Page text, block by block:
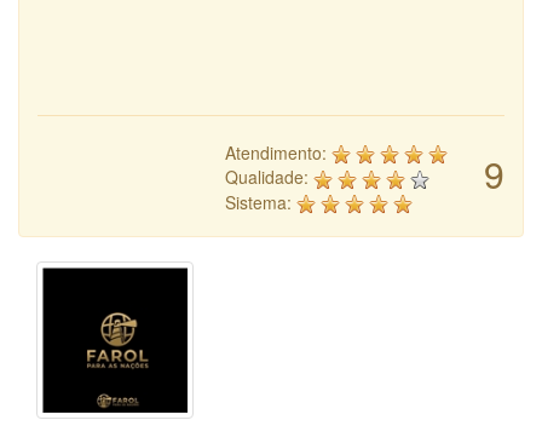
9
Atendimento:
Qualidade:
Sistema: